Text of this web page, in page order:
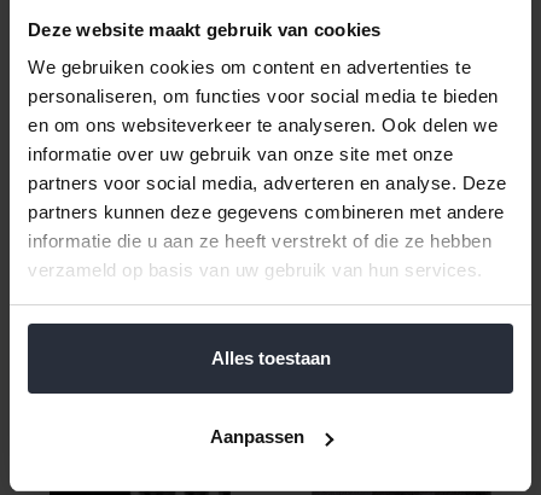
Deze website maakt gebruik van cookies
We gebruiken cookies om content en advertenties te
personaliseren, om functies voor social media te bieden
en om ons websiteverkeer te analyseren. Ook delen we
informatie over uw gebruik van onze site met onze
partners voor social media, adverteren en analyse. Deze
partners kunnen deze gegevens combineren met andere
informatie die u aan ze heeft verstrekt of die ze hebben
verzameld op basis van uw gebruik van hun services.
Alles toestaan
Aanpassen
Wicotex
Badmat 60x90cm in modern wit grijs zwart. Voor als u geen
koude voeten wil krijgen of gewoon als decocaratie.
Reviews
Help ons en andere klanten door het schrijven van een review
Gerelateerde en alternatieve producten